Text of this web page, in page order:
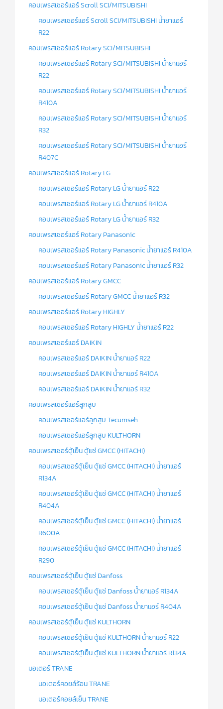
คอมเพรสเซอร์แอร์ Scroll SCI/MITSUBISHI
คอมเพรสเซอร์แอร์ Scroll SCI/MITSUBISHI น้ำยาแอร์
R22
คอมเพรสเซอร์แอร์ Rotary SCI/MITSUBISHI
คอมเพรสเซอร์แอร์ Rotary SCI/MITSUBISHI น้ำยาแอร์
R22
คอมเพรสเซอร์แอร์ Rotary SCI/MITSUBISHI น้ำยาแอร์
R410A
คอมเพรสเซอร์แอร์ Rotary SCI/MITSUBISHI น้ำยาแอร์
R32
คอมเพรสเซอร์แอร์ Rotary SCI/MITSUBISHI น้ำยาแอร์
R407C
คอมเพรสเซอร์แอร์ Rotary LG
คอมเพรสเซอร์แอร์ Rotary LG น้ำยาแอร์ R22
คอมเพรสเซอร์แอร์ Rotary LG น้ำยาแอร์ R410A
คอมเพรสเซอร์แอร์ Rotary LG น้ำยาแอร์ R32
คอมเพรสเซอร์แอร์ Rotary Panasonic
คอมเพรสเซอร์แอร์ Rotary Panasonic น้ำยาแอร์ R410A
คอมเพรสเซอร์แอร์ Rotary Panasonic น้ำยาแอร์ R32
คอมเพรสเซอร์แอร์ Rotary GMCC
คอมเพรสเซอร์แอร์ Rotary GMCC น้ำยาแอร์ R32
คอมเพรสเซอร์แอร์ Rotary HIGHLY
คอมเพรสเซอร์แอร์ Rotary HIGHLY น้ำยาแอร์ R22
คอมเพรสเซอร์แอร์ DAIKIN
คอมเพรสเซอร์แอร์ DAIKIN น้ำยาแอร์ R22
คอมเพรสเซอร์แอร์ DAIKIN น้ำยาแอร์ R410A
คอมเพรสเซอร์แอร์ DAIKIN น้ำยาแอร์ R32
คอมเพรสเซอร์แอร์ลูกสูบ
คอมเพรสเซอร์แอร์ลูกสูบ Tecumseh
คอมเพรสเซอร์แอร์ลูกสูบ KULTHORN
คอมเพรสเซอร์ตู้เย็น ตู้แช่ GMCC (HITACHI)
คอมเพรสเซอร์ตู้เย็น ตู้แช่ GMCC (HITACHI) น้ำยาแอร์
R134A
คอมเพรสเซอร์ตู้เย็น ตู้แช่ GMCC (HITACHI) น้ำยาแอร์
R404A
คอมเพรสเซอร์ตู้เย็น ตู้แช่ GMCC (HITACHI) น้ำยาแอร์
R600A
คอมเพรสเซอร์ตู้เย็น ตู้แช่ GMCC (HITACHI) น้ำยาแอร์
R290
คอมเพรสเซอร์ตู้เย็น ตู้แช่ Danfoss
คอมเพรสเซอร์ตู้เย็น ตู้แช่ Danfoss น้ำยาแอร์ R134A
คอมเพรสเซอร์ตู้เย็น ตู้แช่ Danfoss น้ำยาแอร์ R404A
คอมเพรสเซอร์ตู้เย็น ตู้แช่ KULTHORN
คอมเพรสเซอร์ตู้เย็น ตู้แช่ KULTHORN น้ำยาแอร์ R22
คอมเพรสเซอร์ตู้เย็น ตู้แช่ KULTHORN น้ำยาแอร์ R134A
มอเตอร์ TRANE
มอเตอร์คอยล์ร้อน TRANE
มอเตอร์คอยล์เย็น TRANE